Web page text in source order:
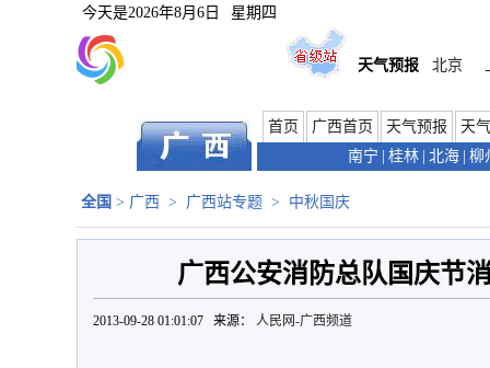
今天是2026年8月6日 星期四
天气预报 北京
首页 广西首页 天气预报
天
南宁
桂林 北海 柳
全国 > 广西 > 广西站专题 > 中秋国庆
广西公安消防总队国庆节
2013-09-28 01:01:07 来源： 人民网-广西频道